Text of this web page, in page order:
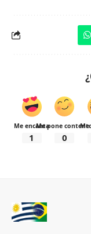
Me encanta
1
Me pone
0
Me